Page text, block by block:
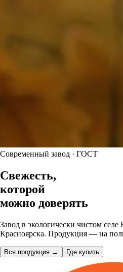
Современный завод · ГОСТ
Свежесть,
которой
можно доверять
Завод в экологически чистом
Красноярска. Продукция — на
Вся продукция → Где купить